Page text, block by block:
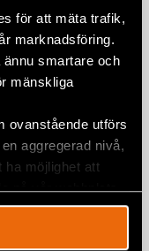
för att mäta trafik,
marknadsföring.
smartare och
mänskliga
ovanstående utförs
aggregerad nivå,
ha möjlighet att
på vår webbplats.